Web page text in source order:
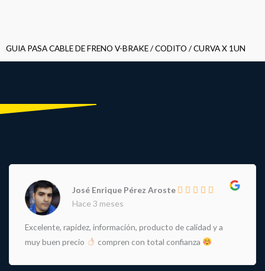
GUIA PASA CABLE DE FRENO V-BRAKE / CODITO / CURVA X 1UN
José Enrique Pérez Aroste
Hace 3 meses
Excelente, rapidez, información, producto de calidad y a
muy buen precio
compren con total confianza